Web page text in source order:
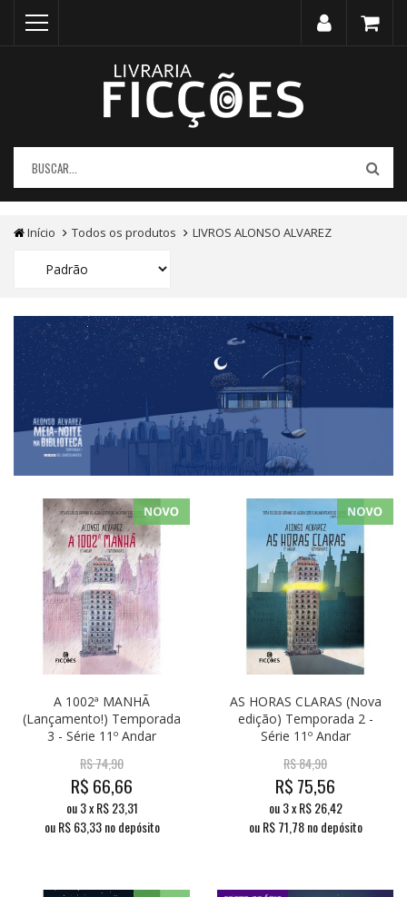
Início Todos os produtos LIVROS ALONSO ALVAREZ
A 1002ª MANHÃ
(Lançamento!) Temporada
3 - Série 11º Andar
R$74,90
R$ 66,66
ou3x R$23,31
ou R$63,33 no depósito
AS HORAS CLARAS (Nova
edição) Temporada 2 -
Série 11º Andar
R$84,90
R$ 75,56
ou3x R$26,42
ou R$71,78 no depósito